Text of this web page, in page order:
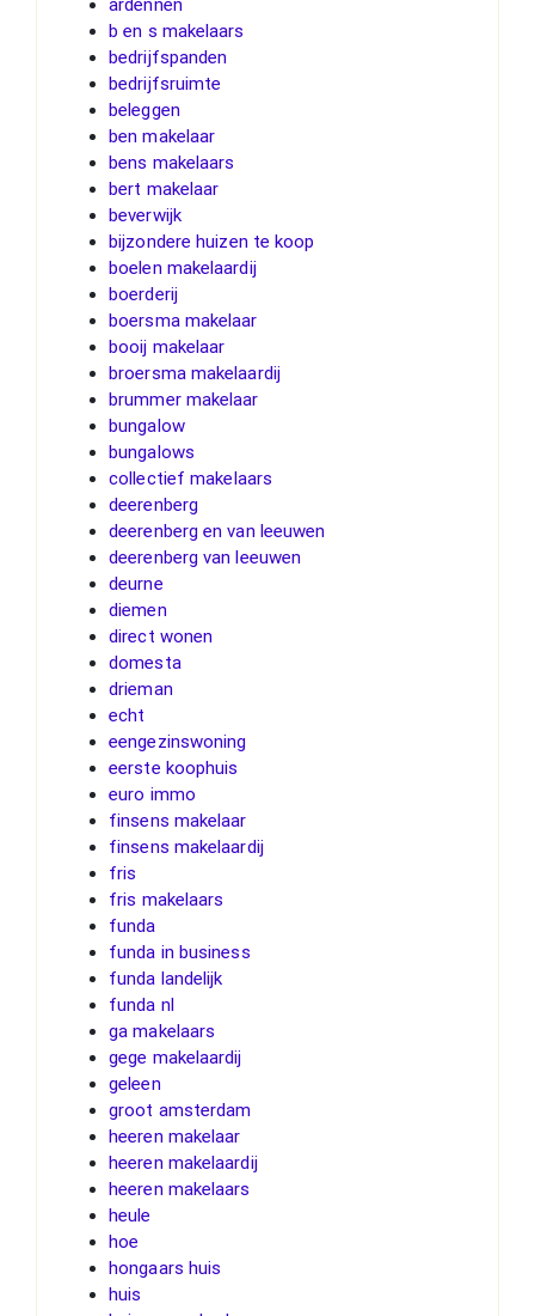
ardennen
b en s makelaars
bedrijfspanden
bedrijfsruimte
beleggen
ben makelaar
bens makelaars
bert makelaar
beverwijk
bijzondere huizen te koop
boelen makelaardij
boerderij
boersma makelaar
booij makelaar
broersma makelaardij
brummer makelaar
bungalow
bungalows
collectief makelaars
deerenberg
deerenberg en van leeuwen
deerenberg van leeuwen
deurne
diemen
direct wonen
domesta
drieman
echt
eengezinswoning
eerste koophuis
euro immo
finsens makelaar
finsens makelaardij
fris
fris makelaars
funda
funda in business
funda landelijk
funda nl
ga makelaars
gege makelaardij
geleen
groot amsterdam
heeren makelaar
heeren makelaardij
heeren makelaars
heule
hoe
hongaars huis
huis